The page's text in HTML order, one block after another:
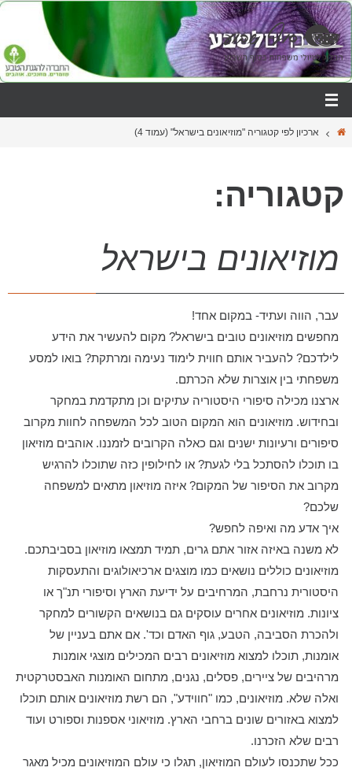
ארכיון לפי קטגוריה "מוזיאונים בישראל" (עמוד 4)
קטגוריה:
מוזיאונים בישראל
עבר, הווה ועתיד- במקום אחד!
מחפשים מוזיאונים טובים בישראל? מקום להעשיר את הידע
לילדכם? להעביר אותם חווית לימוד נעימה ומרתקת? בואו למסע
משפחתי בין אוצרות שלא הכרתם.
ארצנו מכילה סיפורי היסטוריה עתיקים וכן מתקדמת במחקר
ובחידוש. מוזיאונים הוא המקום הטוב לכל המשפחה לחוות מקרוב
סיפורים ורעיונות ישנים וגם כאלה הקרובים לזמננו. אוהבים מוזיאון
בו תוכלו להסתכל בלי לגעת? או לחילופין כזה שתוכלו להרגיש
מקרוב את הסיפור של המקום? איזה מוזיאון מתאים למשפחה
שלכם?
איך אדע מה ואיפה לחפש?
לא משנה באיזה אזור אתם גרים, תמיד תמצאו מוזיאון בסביבתכם.
מוזיאונים כוללים נושאים כמו מוצגים ארכיאולוגים והתעסקות
היסטורית נרחבת, המרחיבים על ידיעת הארץ וסיפורי תנ"ך או
ציונות. מוזיאונים אחרים עוסקים גם בנושאים הקשורים למחקר
ולהכרת הסביבה, הטבע, גוף האדם וכד'. אם אתם בעניין של
אומנות, תוכלו למצוא מוזיאונים רבים המכילים מוצגי אומנות
מרהיבים של ציירים, פסלים, נגנים, מתחום האומנות האבסטרקטית
ואלה שלא. מוזיאונים, כמו "חווידע", הם רשת מוזיאונים אותם תוכלו
למצוא באזורים שונים ברחבי הארץ. מוזיאוני אספנות וספורט ועוד
רבים שלא הזכרנו.
ככל שתכנסו לעולם המוזיאון, תגלו כי עולם המוזיאונים מכיל מאגר